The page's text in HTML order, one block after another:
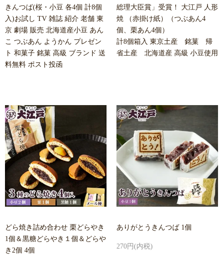
きんつば(桜・小豆 各4個 計8個
入)お試し TV 雑誌 紹介 老舗 東
京 劇場 販売 北海道産小豆 あん
こ つぶあん ようかん プレゼン
ト 和菓子 銘菓 高級 ブランド 送
料無料 ポスト投函
総理大臣賞」受賞！ 大江戸 人形
焼 （赤掛け紙）（つぶあん4
個、栗あん4個）
計8個箱入 東京土産 銘菓 帰
省土産 北海道産 高級 小豆使用
どら焼き詰め合わせ 栗どらやき
1個＆黒糖どらやき１個＆どらや
き2個 4個
ありがとうきんつば 1個
270円(内税)